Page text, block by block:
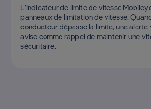
L’indicateur de limite de vitesse
panneaux de limitation de vitesse.
conducteur dépasse la limite, une alerte
avise comme rappel de maintenir une
sécuritaire.